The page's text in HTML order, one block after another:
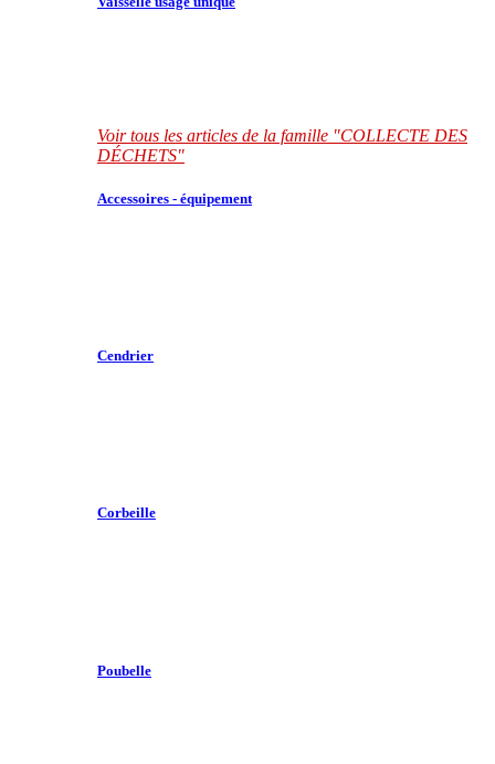
Voir tous les articles de la famille "COLLECTE DES
DÉCHETS"
Accessoires - équipement
Cendrier
Corbeille
Poubelle